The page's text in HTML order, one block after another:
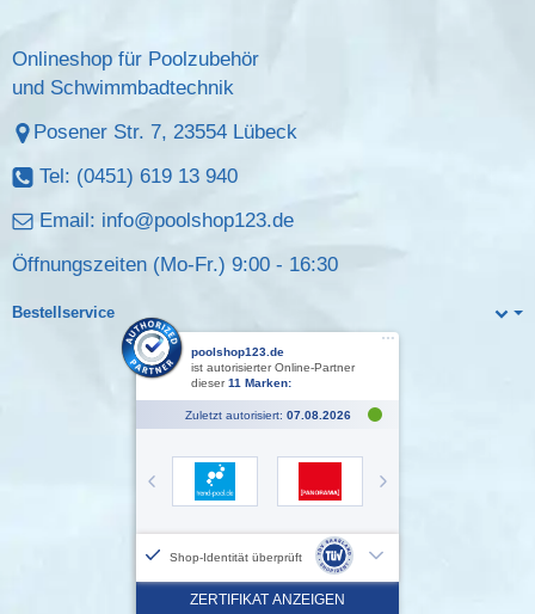
Onlineshop für Poolzubehör
und Schwimmbadtechnik
Posener Str. 7, 23554 Lübeck
Tel: (0451) 619 13 940
Email: info@poolshop123.de
Öffnungszeiten (Mo-Fr.) 9:00 - 16:30
Bestellservice